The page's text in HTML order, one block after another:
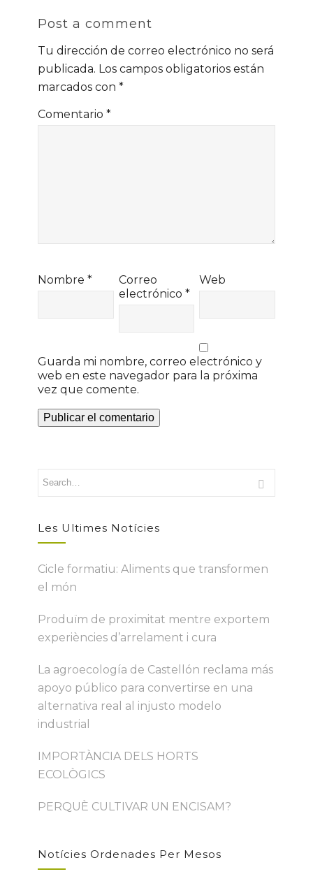
Post a comment
Tu dirección de correo electrónico no será
publicada. Los campos obligatorios están
marcados con *
Comentario *
Nombre *
Correo
electrónico *
Web
Guarda mi nombre, correo electrónico y
web en este navegador para la próxima
vez que comente.
Les Ultimes Notícies
Cicle formatiu: Aliments que transformen
el món
Produïm de proximitat mentre exportem
experiències d’arrelament i cura
La agroecología de Castellón reclama más
apoyo público para convertirse en una
alternativa real al injusto modelo
industrial
IMPORTÀNCIA DELS HORTS
ECOLÒGICS
PERQUÈ CULTIVAR UN ENCISAM?
Notícies Ordenades Per Mesos